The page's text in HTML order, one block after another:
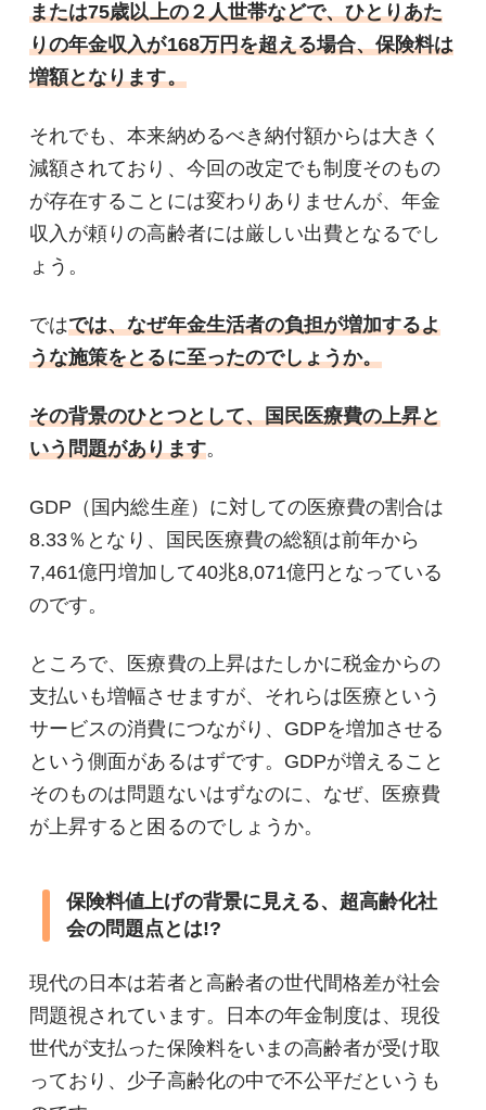
または75歳以上の２人世帯などで、ひとりあた
りの年金収入が168万円を超える場合、保険料は
増額となります。
それでも、本来納めるべき納付額からは大きく
減額されており、今回の改定でも制度そのもの
が存在することには変わりありませんが、年金
収入が頼りの高齢者には厳しい出費となるでし
ょう。
ではでは、なぜ年金生活者の負担が増加するよ
うな施策をとるに至ったのでしょうか。
その背景のひとつとして、国民医療費の上昇と
いう問題があります。
GDP（国内総生産）に対しての医療費の割合は
8.33％となり、国民医療費の総額は前年から
7,461億円増加して40兆8,071億円となっている
のです。
ところで、医療費の上昇はたしかに税金からの
支払いも増幅させますが、それらは医療という
サービスの消費につながり、GDPを増加させる
という側面があるはずです。GDPが増えること
そのものは問題ないはずなのに、なぜ、医療費
が上昇すると困るのでしょうか。
保険料値上げの背景に見える、超高齢化社
会の問題点とは!?
現代の日本は若者と高齢者の世代間格差が社会
問題視されています。日本の年金制度は、現役
世代が支払った保険料をいまの高齢者が受け取
っており、少子高齢化の中で不公平だというも